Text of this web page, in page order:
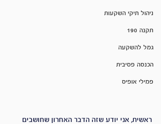
ניהול תיקי השקעות
תקנה 190
גמל להשקעה
הכנסה פסיבית
פמילי אופיס
ראשית, אני יודע שזה הדבר האחרון שחושבים